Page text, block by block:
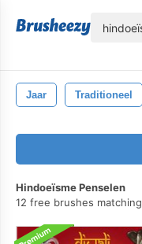
Jaar Traditioneel
Hindoeïsme Penselen
12 free brushes matching